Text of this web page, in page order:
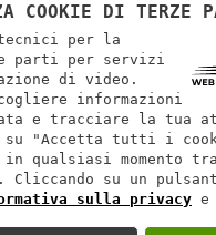
- Sant'Ambrogio di
COOKIE DI TERZE
per la
parti per servizi
di video.
informazioni
e tracciare la tua
su "Accetta tutti i
in qualsiasi momento
su un
sulla privacy e